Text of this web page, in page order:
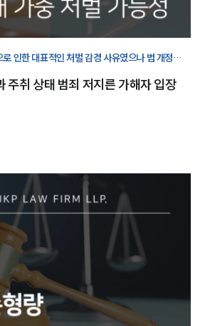
인한 대표적인 처벌 감경 사유였으나 법 개정
주취 상태 범죄 저지른 가해자 입장